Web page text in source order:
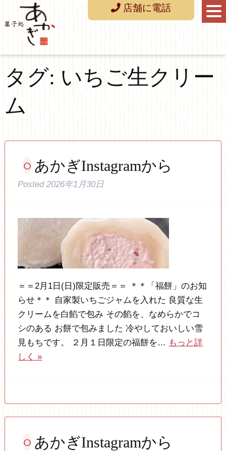
タグ: いちご生クリー
ム
あかぎInstagramから
Posted2026年1月30日
＝＝2月1日(日)限定販売＝＝ ＊＊「福餅」のお知
らせ＊＊ 自家製いちごジャムを入れた 良質な生
クリームを白餡で包み その餡を、なめらかでコ
シのある お餅で包みました 冷やしておいしい雪
見もちです。 ２月１日限定の福餅を… もっと詳
しく »
あかぎInstagramから
店舗に電話